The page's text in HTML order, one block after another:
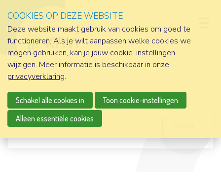
COOKIES OP DEZE WEBSITE
Deze website maakt gebruik van cookies om goed te
functioneren. Als je wilt aanpassen welke cookies we
mogen gebruiken, kan je jouw cookie-instellingen
wijzigen. Meer informatie is beschikbaar in onze
privacyverklaring.
Schakel alle cookies in
Toon cookie-instellingen
Alleen essentiële cookies